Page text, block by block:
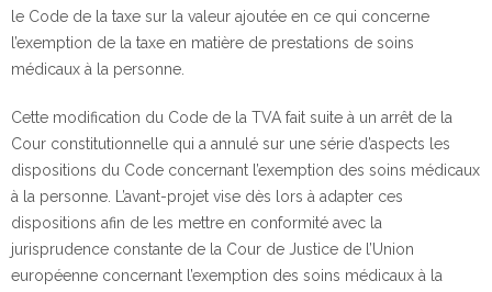
le Code de la taxe sur la valeur ajoutée en ce qui concerne
l’exemption de la taxe en matière de prestations de soins
médicaux à la personne.
Cette modification du Code de la TVA fait suite à un arrêt de la
Cour constitutionnelle qui a annulé sur une série d’aspects les
dispositions du Code concernant l’exemption des soins médicaux
à la personne. L’avant-projet vise dès lors à adapter ces
dispositions afin de les mettre en conformité avec la
jurisprudence constante de la Cour de Justice de l’Union
européenne concernant l’exemption des soins médicaux à la